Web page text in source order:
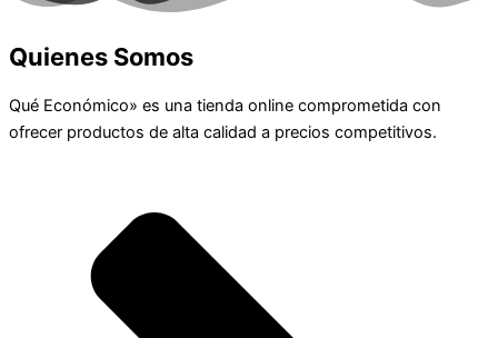
Quienes Somos
Qué Económico» es una tienda online comprometida con
ofrecer productos de alta calidad a precios competitivos.